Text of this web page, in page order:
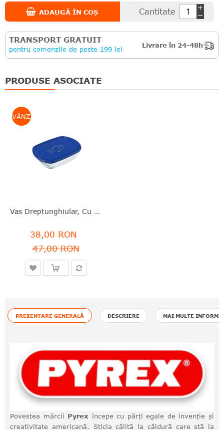
Cantitate
ADAUGĂ ÎN COȘ
TRANSPORT GRATUIT
pentru comenzile de peste 199 lei
Livrare în 24-48h
PRODUSE ASOCIATE
VÂNZARE
Vas Dreptunghiular, Cu Capac, Sticlă Termorezistentă, 1.2 L, 23x15x7 Cm, Cook&Store, Pyrex - 3426470297592
38,00 RON
47,00 RON
PREZENTARE GENERALĂ DESCRIERE MAI MULTE
Povestea mărcii Pyrex începe cu părți egale de invenție și
creativitate americană. Sticla călită la căldură care stă la